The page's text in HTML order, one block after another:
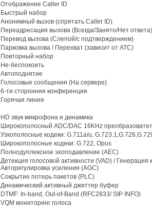
Отображение Caller ID
Быстрый набор
Анонимный вызов (спрятать Caller ID)
Переадресация вызова (Всегда/Занято/Нет ответа)
Перевод вызова (Слепой/с подтверждением)
Парковка вызова / Перехват (зависит от АТС)
Повторный набор
Не-беспокоить
Автоподнятие
Голосовые сообщения (На сервере)
6-ти сторонняя конференция
Горячая линия
HD звук микрофона и динамика
Широкополосный ADC/DAC 16KHz
Узкополосные кодеки: G.711a/u,
Широкополосные кодеки: G.722, Opus
Полнодуплексное эхоподавление (AEC)
Детекция голосовой активности (VAD) /
Авторегулировка усиления (AGC)
Сокрытие потерь пакетов (PLC)
Динамический активный джиттер буфер
DTMF: In-band, Out-of-Band (RFC2833/ SIP INFO)
VQM мониторинг голоса